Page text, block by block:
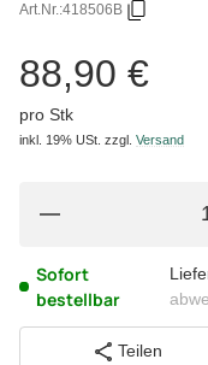
Art.Nr.:418506B
88,90 €
pro Stk
inkl. 19% USt. zzgl. Versand
Sofort
bestellbar
Teilen